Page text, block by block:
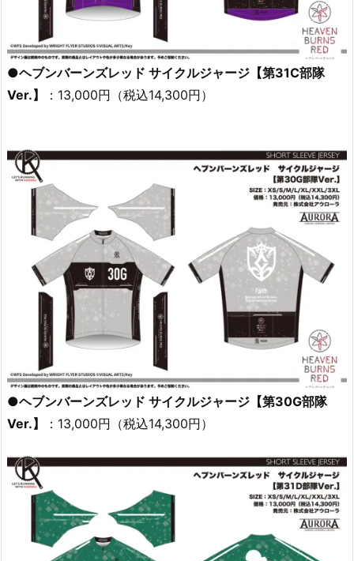
●ヘブンバーンズレッド サイクルジャージ【第31C部隊
Ver.】
：13,000円（税込14,300円）
●ヘブンバーンズレッド サイクルジャージ【第30G部隊
Ver.】
：13,000円（税込14,300円）